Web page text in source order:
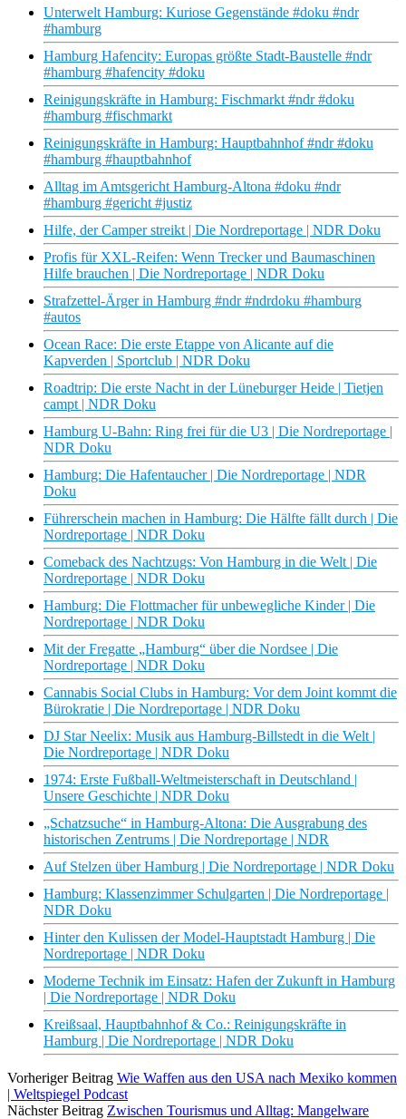
Unterwelt Hamburg: Kuriose Gegenstände #doku #ndr
#hamburg
Hamburg Hafencity: Europas größte Stadt-Baustelle #ndr
#hamburg #hafencity #doku
Reinigungskräfte in Hamburg: Fischmarkt #ndr #doku
#hamburg #fischmarkt
Reinigungskräfte in Hamburg: Hauptbahnhof #ndr #doku
#hamburg #hauptbahnhof
Alltag im Amtsgericht Hamburg-Altona #doku #ndr
#hamburg #gericht #justiz
Hilfe, der Camper streikt | Die Nordreportage | NDR Doku
Profis für XXL-Reifen: Wenn Trecker und Baumaschinen
Hilfe brauchen | Die Nordreportage | NDR Doku
Strafzettel-Ärger in Hamburg #ndr #ndrdoku #hamburg
#autos
Ocean Race: Die erste Etappe von Alicante auf die
Kapverden | Sportclub | NDR Doku
Roadtrip: Die erste Nacht in der Lüneburger Heide | Tietjen
campt | NDR Doku
Hamburg U-Bahn: Ring frei für die U3 | Die Nordreportage |
NDR Doku
Hamburg: Die Hafentaucher | Die Nordreportage | NDR
Doku
Führerschein machen in Hamburg: Die Hälfte fällt durch | Die
Nordreportage | NDR Doku
Comeback des Nachtzugs: Von Hamburg in die Welt | Die
Nordreportage | NDR Doku
Hamburg: Die Flottmacher für unbewegliche Kinder | Die
Nordreportage | NDR Doku
Mit der Fregatte „Hamburg“ über die Nordsee | Die
Nordreportage | NDR Doku
Cannabis Social Clubs in Hamburg: Vor dem Joint kommt die
Bürokratie | Die Nordreportage | NDR Doku
DJ Star Neelix: Musik aus Hamburg-Billstedt in die Welt |
Die Nordreportage | NDR Doku
1974: Erste Fußball-Weltmeisterschaft in Deutschland |
Unsere Geschichte | NDR Doku
„Schatzsuche“ in Hamburg-Altona: Die Ausgrabung des
historischen Zentrums | Die Nordreportage | NDR
Auf Stelzen über Hamburg | Die Nordreportage | NDR Doku
Hamburg: Klassenzimmer Schulgarten | Die Nordreportage |
NDR Doku
Hinter den Kulissen der Model-Hauptstadt Hamburg | Die
Nordreportage | NDR Doku
Moderne Technik im Einsatz: Hafen der Zukunft in Hamburg
| Die Nordreportage | NDR Doku
Kreißsaal, Hauptbahnhof & Co.: Reinigungskräfte in
Hamburg | Die Nordreportage | NDR Doku
Vorheriger Beitrag Wie Waffen aus den USA nach Mexiko kommen
| Weltspiegel Podcast
Nächster Beitrag Zwischen Tourismus und Alltag: Mangelware